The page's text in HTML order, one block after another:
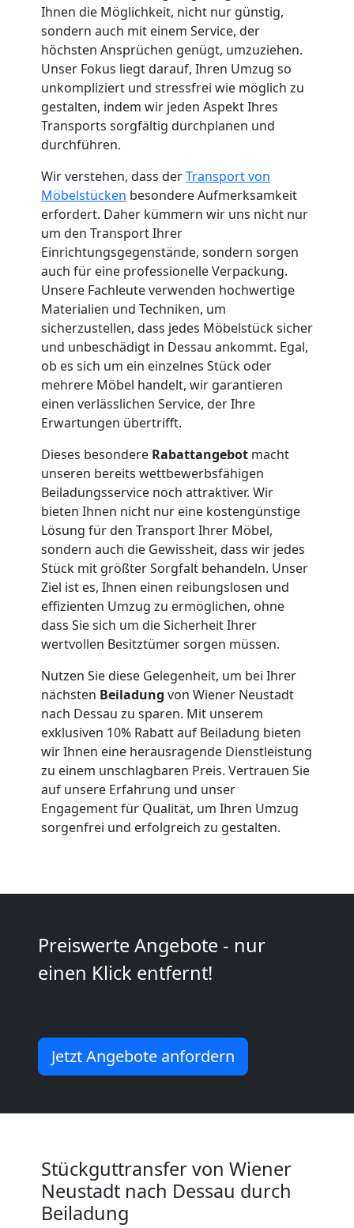
Ihnen die Möglichkeit, nicht nur günstig,
sondern auch mit einem Service, der
höchsten Ansprüchen genügt, umzuziehen.
Unser Fokus liegt darauf, Ihren Umzug so
unkompliziert und stressfrei wie möglich zu
gestalten, indem wir jeden Aspekt Ihres
Transports sorgfältig durchplanen und
durchführen.
Wir verstehen, dass derTransport von
Möbelstücken besondere Aufmerksamkeit
erfordert. Daher kümmern wir uns nicht nur
um den Transport Ihrer
Einrichtungsgegenstände, sondern sorgen
auch für eine professionelle Verpackung.
Unsere Fachleute verwenden hochwertige
Materialien und Techniken, um
sicherzustellen, dass jedes Möbelstück sicher
und unbeschädigt in Dessau ankommt. Egal,
ob es sich um ein einzelnes Stück oder
mehrere Möbel handelt, wir garantieren
einen verlässlichen Service, der Ihre
Erwartungen übertrifft.
Dieses besondere Rabattangebot macht
unseren bereits wettbewerbsfähigen
Beiladungsservice noch attraktiver. Wir
bieten Ihnen nicht nur eine kostengünstige
Lösung für den Transport Ihrer Möbel,
sondern auch die Gewissheit, dass wir jedes
Stück mit größter Sorgfalt behandeln. Unser
Ziel ist es, Ihnen einen reibungslosen und
effizienten Umzug zu ermöglichen, ohne
dass Sie sich um die Sicherheit Ihrer
wertvollen Besitztümer sorgen müssen.
Nutzen Sie diese Gelegenheit, um bei Ihrer
nächsten Beiladung von Wiener Neustadt
nach Dessau zu sparen. Mit unserem
exklusiven 10% Rabatt auf Beiladung bieten
wir Ihnen eine herausragende Dienstleistung
zu einem unschlagbaren Preis. Vertrauen Sie
auf unsere Erfahrung und unser
Engagement für Qualität, um Ihren Umzug
sorgenfrei und erfolgreich zu gestalten.
Preiswerte Angebote - nur
einen Klick entfernt!
Jetzt Angebote anfordern
Stückguttransfer von Wiener
Neustadt nach Dessau durch
Beiladung
Neustadt
Fernumzug
Wiener
Neustadt
Firmenumzug
Wiener
Neustadt
Büroumzug
Wiener
Neustadt
Expressumzug
Wiener
Neustadt
Tragehilfe
Wiener
Neustadt
Kleiner
Umzug
Küchenumzug
Neustadt
Umzug
und
Lagerung